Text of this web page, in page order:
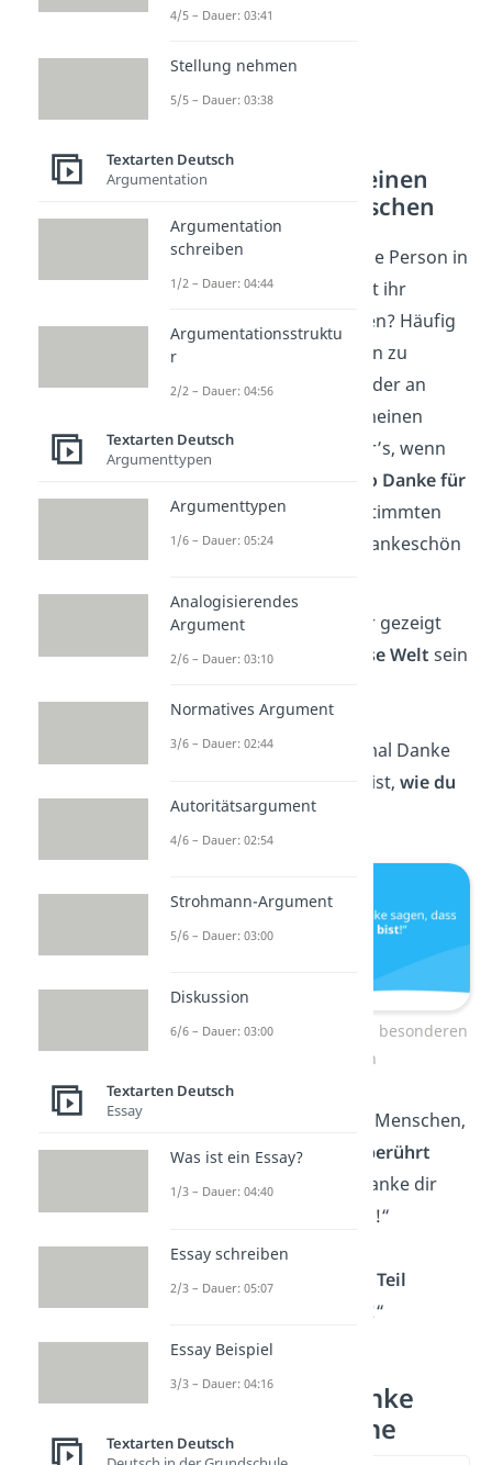
Danke sagen an einen
besonderen Menschen
Du hast eine einzigartige Person in
deinem Leben und willst ihr
einfach mal Danke sagen? Häufig
sprechen sich Menschen zu
besonderen Anlässen oder an
Feiertagen einen allgemeinen
Dank aus. Doch wie wär’s, wenn
einfach mal so Danke für
alles sagst— ohne bestimmten
Anlass? So wirkt dein Dankeschön
„Danke, dass du mir gezeigt
hast, wie
schön diese Welt sein
„Ich wollte dir nur mal Danke
sagen, dass du so bist, wie du
bist!“
Danke sagen an einen besonderen
Menschen
„Es gibt nur wenige Menschen,
die mich jemals so
berührt
habenwie du. Ich danke dir
vom ganzen Herzen!“
„Danke, dass du ein Teil
bist!“
Einfach mal Danke
sagen — Sprüche
4/5 – Dauer: 03:41
Stellung nehmen
5/5 – Dauer: 03:38
Textarten Deutsch
Argumentation
Argumentation
schreiben
1/2 – Dauer: 04:44
Argumentationsstruktu
r
2/2 – Dauer: 04:56
Textarten Deutsch
Argumenttypen
Argumenttypen
1/6 – Dauer: 05:24
Analogisierendes
Argument
2/6 – Dauer: 03:10
Normatives Argument
3/6 – Dauer: 02:44
Autoritätsargument
4/6 – Dauer: 02:54
Strohmann-Argument
5/6 – Dauer: 03:00
Diskussion
6/6 – Dauer: 03:00
Textarten Deutsch
Essay
Was ist ein Essay?
1/3 – Dauer: 04:40
Essay schreiben
2/3 – Dauer: 05:07
Essay Beispiel
3/3 – Dauer: 04:16
Textarten Deutsch